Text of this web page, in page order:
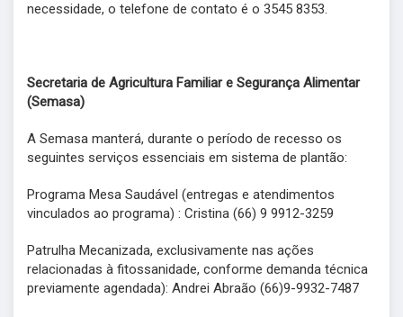
necessidade, o telefone de contato é o 3545 8353.
Secretaria de Agricultura Familiar e Segurança Alimentar
(Semasa)
A Semasa manterá, durante o período de recesso os
seguintes serviços essenciais em sistema de plantão:
Programa Mesa Saudável (entregas e atendimentos
vinculados ao programa) : Cristina (66) 9 9912-3259
Patrulha Mecanizada, exclusivamente nas ações
relacionadas à fitossanidade, conforme demanda técnica
previamente agendada): Andrei Abraão (66)9-9932-7487